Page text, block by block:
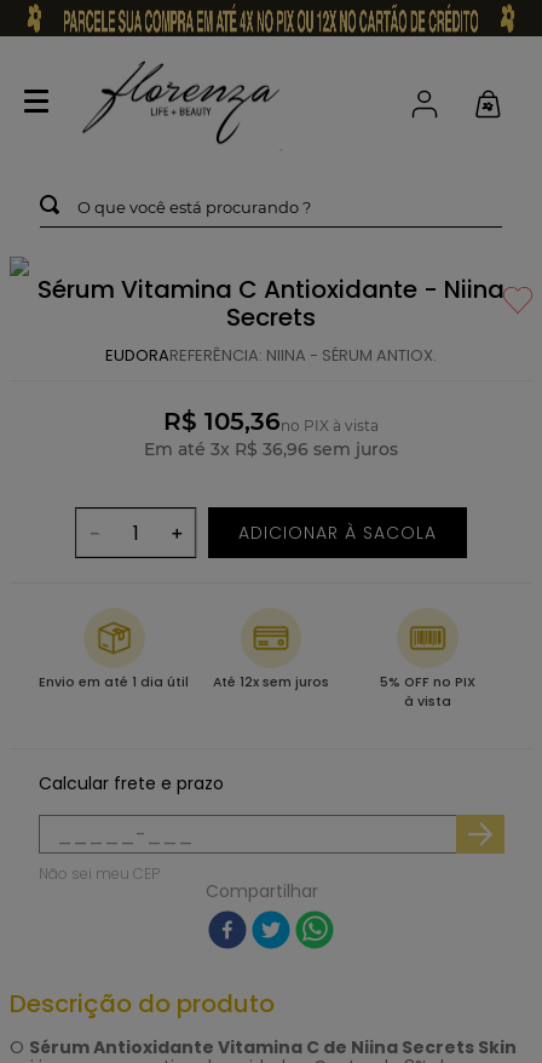
O que você está procurando ?
Sérum Vitamina C Antioxidante - Niina
Secrets
EUDORAREFERÊNCIA: NIINA - SÉRUM ANTIOX.
R$ 105,36no PIX à vista
Em até 3x R$ 36,96 sem juros
＋
－ ADICIONAR À SACOLA
Envio em até 1 dia útil Até 12x sem juros
5% OFF no PIX
à vista
Calcular frete e prazo
Não sei meu CEP
Compartilhar
Descrição do produto
O Sérum Antioxidante Vitamina C de Niina Secrets Skin